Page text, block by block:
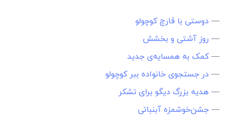
— دوستی با قارچ کوچولو
— روز آشتی و بخشش
—کمک به همسایه‌ی جدید
— در جستجوی خانواده ببر کوچولو
— هدیه‌ بزرگ دیگو برای تشکر
— جشن‌خوشمزه آبنباتی